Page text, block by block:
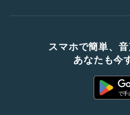
スマホで簡単、
あなたも今